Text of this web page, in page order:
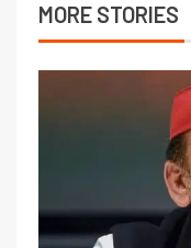
MORE STORIES